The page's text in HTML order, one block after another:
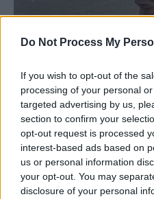
Do Not Process My
If you wish to opt-out of the
processing of your personal
targeted advertising by us,
section to confirm your
opt-out request is processed
interest-based ads based on
us or personal information
your opt-out. You may
disclosure of your personal